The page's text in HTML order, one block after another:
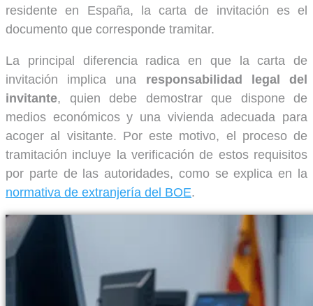
residente en España, la carta de invitación es el
documento que corresponde tramitar.
La principal diferencia radica en que la carta de
invitación implica una responsabilidad legal del
invitante, quien debe demostrar que dispone de
medios económicos y una vivienda adecuada para
acoger al visitante. Por este motivo, el proceso de
tramitación incluye la verificación de estos requisitos
por parte de las autoridades, como se explica en la
normativa de extranjería del BOE.